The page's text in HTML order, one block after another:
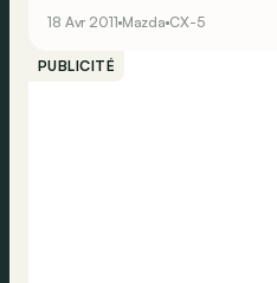
18 Avr 2011 Mazda CX-5
PUBLICITÉ